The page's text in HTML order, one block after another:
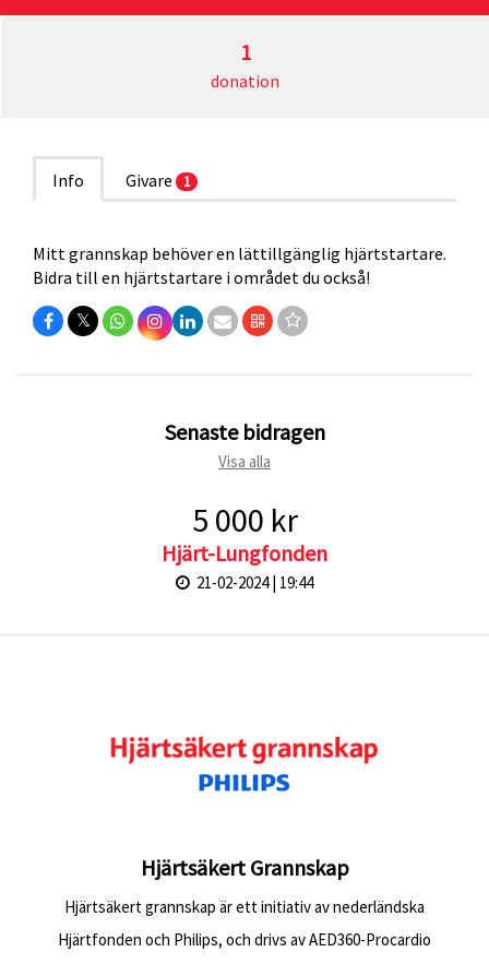
1
donation
Info Givare 1
Mitt grannskap behöver en lättillgänglig hjärtstartare.
Bidra till en hjärtstartare i området du också!
𝕏
Senaste bidragen
Visa alla
5 000 kr
Hjärt-Lungfonden
21-02-2024 | 19:44
Hjärtsäkert Grannskap
Hjärtsäkert grannskap är ett initiativ av nederländska
Hjärtfonden och Philips, och drivs av AED360-Procardio